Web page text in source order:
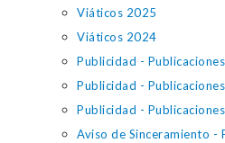
Viáticos 2025
Viáticos 2024
Publicidad -
Publicidad -
Publicidad -
Aviso de Sinceramiento -